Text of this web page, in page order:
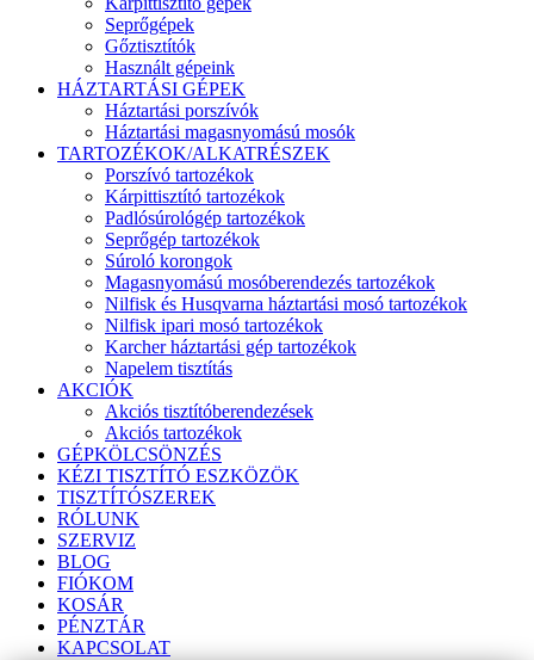
Seprőgépek
Gőztisztítók
Használt gépeink
HÁZTARTÁSI GÉPEK
Háztartási porszívók
Háztartási magasnyomású mosók
TARTOZÉKOK/ALKATRÉSZEK
Porszívó tartozékok
Kárpittisztító tartozékok
Padlósúrológép tartozékok
Seprőgép tartozékok
Súroló korongok
Magasnyomású mosóberendezés tartozékok
Nilfisk és Husqvarna háztartási mosó tartozékok
Nilfisk ipari mosó tartozékok
Karcher háztartási gép tartozékok
Napelem tisztítás
AKCIÓK
Akciós tisztítóberendezések
Akciós tartozékok
GÉPKÖLCSÖNZÉS
KÉZI TISZTÍTÓ ESZKÖZÖK
TISZTÍTÓSZEREK
RÓLUNK
SZERVIZ
BLOG
FIÓKOM
KOSÁR
PÉNZTÁR
KAPCSOLAT